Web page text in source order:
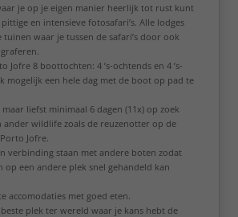
je op je eigen manier heerlijk tot rust kunt
en intensieve fotosafari’s. Alle lodges
waar je tussen de safari’s door ook
Jofre 8 boottochten: 4 ’s-ochtends en 4 ’s-
mogelijk een hele dag met de boot op pad te
liefst minimaal 6 dagen (11x) op zoek
ander wildlife zoals de reuzenotter op de
Jofre.
verbinding staan met andere boten zodat
op een andere plek snel gehandeld kan
accomodaties met goed eten.
plek ter wereld waar je kans hebt de